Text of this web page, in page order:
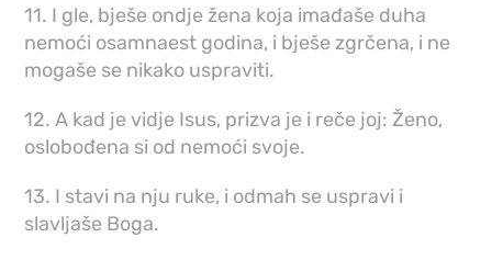
11. I gle, bješe ondje žena koja imađaše duha
nemoći osamnaest godina, i bješe zgrčena, i ne
mogaše se nikako uspraviti.
12. A kad je vidje Isus, prizva je i reče joj: Ženo,
oslobođena si od nemoći svoje.
13. I stavi na nju ruke, i odmah se uspravi i
slavljaše Boga.